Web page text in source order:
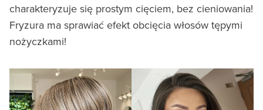
charakteryzuje się prostym cięciem, bez cieniowania!
Fryzura ma sprawiać efekt obcięcia włosów tępymi
nożyczkami!